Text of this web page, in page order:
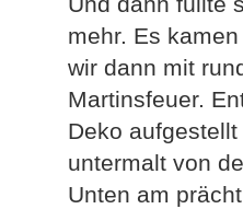
mehr. Es
wir dann mit
Martinsfeuer.
Deko
untermalt von
Unten am